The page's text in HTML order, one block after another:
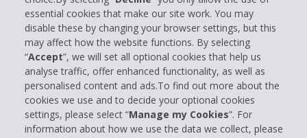
essential cookies that make our site work. You may
disable these by changing your browser settings, but this
may affect how the website functions. By selecting
“Accept”, we will set all optional cookies that help us
analyse traffic, offer enhanced functionality, as well as
personalised content and ads.To find out more about the
cookies we use and to decide your optional cookies
settings, please select “Manage my Cookies”. For
information about how we use the data we collect, please
Partner
Kundenservice
Mieten bei Hertz